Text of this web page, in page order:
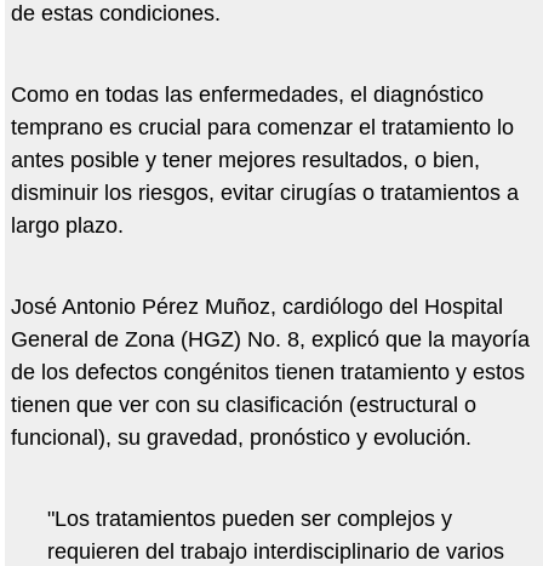
de estas condiciones.
Como en todas las enfermedades, el diagnóstico
temprano es crucial para comenzar el tratamiento lo
antes posible y tener mejores resultados, o bien,
disminuir los riesgos, evitar cirugías o tratamientos a
largo plazo.
José Antonio Pérez Muñoz, cardiólogo del Hospital
General de Zona (HGZ) No. 8, explicó que la mayoría
de los defectos congénitos tienen tratamiento y estos
tienen que ver con su clasificación (estructural o
funcional), su gravedad, pronóstico y evolución.
"Los tratamientos pueden ser complejos y
requieren del trabajo interdisciplinario de varios